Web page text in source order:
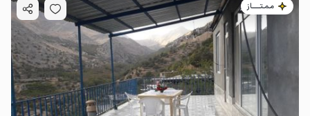
مـمـتــــــاز